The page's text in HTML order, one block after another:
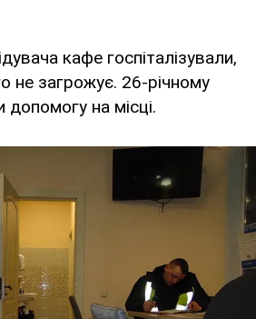
кафе госпіталізували,
не загрожує. 26-річному
на місці.